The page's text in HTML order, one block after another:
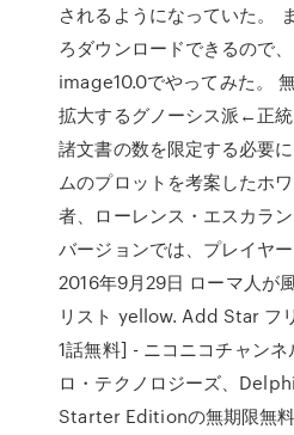
されるようになっていた。
ろダウンロードできるので
image10.0でやってみた。
拡大するグノーシス派←正統
諸文書の数を限定する必要
ムのプロットを考案したホ
者、ローレンス・エスカラ
バージョンでは、プレイヤ
2016年9月29日 ローマ人が
リスト yellow. Add Star フ
1話無料] - ニコニコチャン
ロ・テクノロジーズ、
Starter Editionの無期限無料